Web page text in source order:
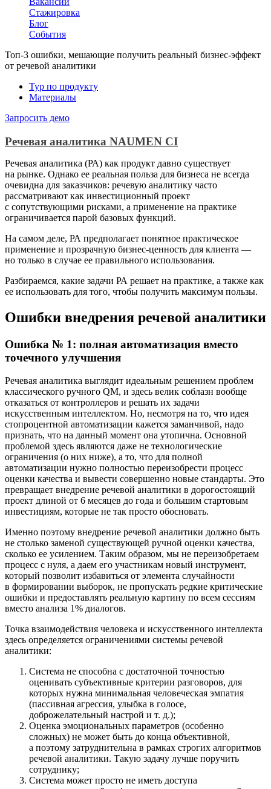
Стажировка
Блог
События
Топ-3 ошибки, мешающие получить реальный бизнес-эффект
от речевой аналитики
Тур по продукту
Материалы
Запросить демо
Речевая аналитика NAUMEN CI
Речевая аналитика (РА) как продукт давно существует
на рынке. Однако ее реальная польза для бизнеса не всегда
очевидна для заказчиков: речевую аналитику часто
рассматривают как инвестиционный проект
с сопутствующими рисками, а применение на практике
ограничивается парой базовых функций.
На самом деле, РА предполагает понятное практическое
применение и прозрачную бизнес-ценность для клиента —
но только в случае ее правильного использования.
Разбираемся, какие задачи РА решает на практике, а также как
ее использовать для того, чтобы получить максимум пользы.
Ошибки внедрения речевой аналитики
Ошибка № 1: полная автоматизация вместо
точечного улучшения
Речевая аналитика выглядит идеальным решением проблем
классического ручного QM, и здесь велик соблазн вообще
отказаться от контроллеров и решать их задачи
искусственным интеллектом. Но, несмотря на то, что идея
стопроцентной автоматизации кажется заманчивой, надо
признать, что на данный момент она утопична. Основной
проблемой здесь являются даже не технологические
ограничения (о них ниже), а то, что для полной
автоматизации нужно полностью переизобрести процесс
оценки качества и вывести совершенно новые стандарты. Это
превращает внедрение речевой аналитики в дорогостоящий
проект длиной от 6 месяцев до года и большим стартовым
инвестициям, которые не так просто обосновать.
Именно поэтому внедрение речевой аналитики должно быть
не столько заменой существующей ручной оценки качества,
сколько ее усилением. Таким образом, мы не переизобретаем
процесс с нуля, а даем его участникам новый инструмент,
который позволит избавиться от элемента случайности
в формировании выборок, не пропускать редкие критические
ошибки и предоставлять реальную картину по всем сессиям
вместо анализа 1% диалогов.
Точка взаимодействия человека и искусственного интеллекта
здесь определяется ограничениями системы речевой
аналитики:
Система не способна с достаточной точностью
оценивать субъективные критерии разговоров, для
которых нужна минимальная человеческая эмпатия
(пассивная агрессия, улыбка в голосе,
доброжелательный настрой и т. д.);
Оценка эмоциональных параметров (особенно
сложных) не может быть до конца объективной,
а поэтому затруднительна в рамках строгих алгоритмов
речевой аналитики. Такую задачу лучше поручить
сотруднику;
Система может просто не иметь доступа